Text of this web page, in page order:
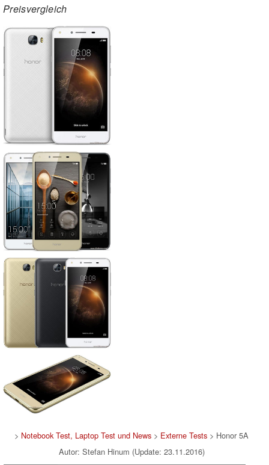
Preisvergleich
> Notebook Test, Laptop Test und News > Externe Tests > Honor 5A
Autor: Stefan Hinum (Update: 23.11.2016)